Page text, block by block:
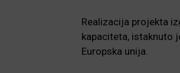
Realizacija projekta
kapaciteta, istaknuto
Europska unija.